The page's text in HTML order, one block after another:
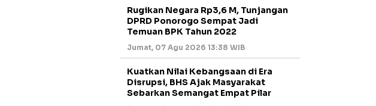
Rugikan Negara Rp3,6 M, Tunjangan
DPRD Ponorogo Sempat Jadi
Temuan BPK Tahun 2022
Jumat, 07 Agu 2026 13:38 WIB
Kuatkan Nilai Kebangsaan di Era
Disrupsi, BHS Ajak Masyarakat
Sebarkan Semangat Empat Pilar